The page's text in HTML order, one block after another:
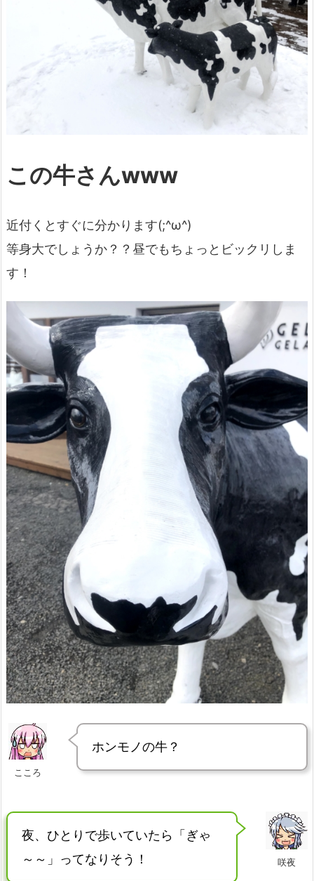
この牛さんwww
近付くとすぐに分かります(;^ω^)
等身大でしょうか？？昼でもちょっとビックリしま
す！
こころ
ホンモノの牛？
咲夜
夜、ひとりで歩いていたら「ぎゃ
～～」ってなりそう！